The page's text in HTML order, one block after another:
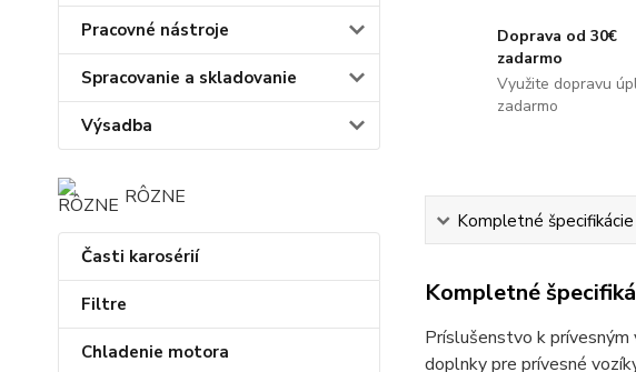
Pracovné nástroje
Spracovanie a skladovanie
Výsadba
RÔZNE
Časti karosérií
Filtre
Chladenie motora
Doprava od 30€
zadarmo
Využite dopravu
zadarmo
Kompletné špecifikácie
Kompletné
Príslušenstvo k prívesným
doplnky pre prívesné